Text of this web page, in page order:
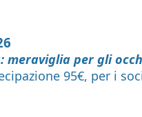
meraviglia per gli
95€, per i